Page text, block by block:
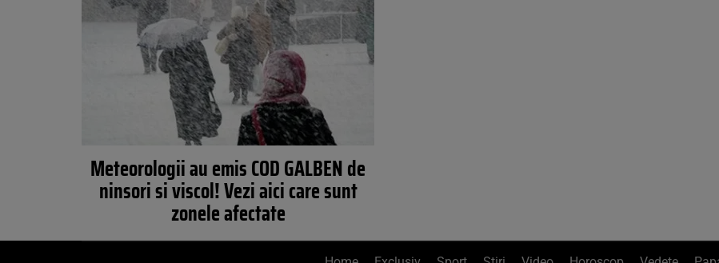
Meteorologii au emis COD GALBEN de
ninsori si viscol! Vezi aici care sunt
zonele afectate